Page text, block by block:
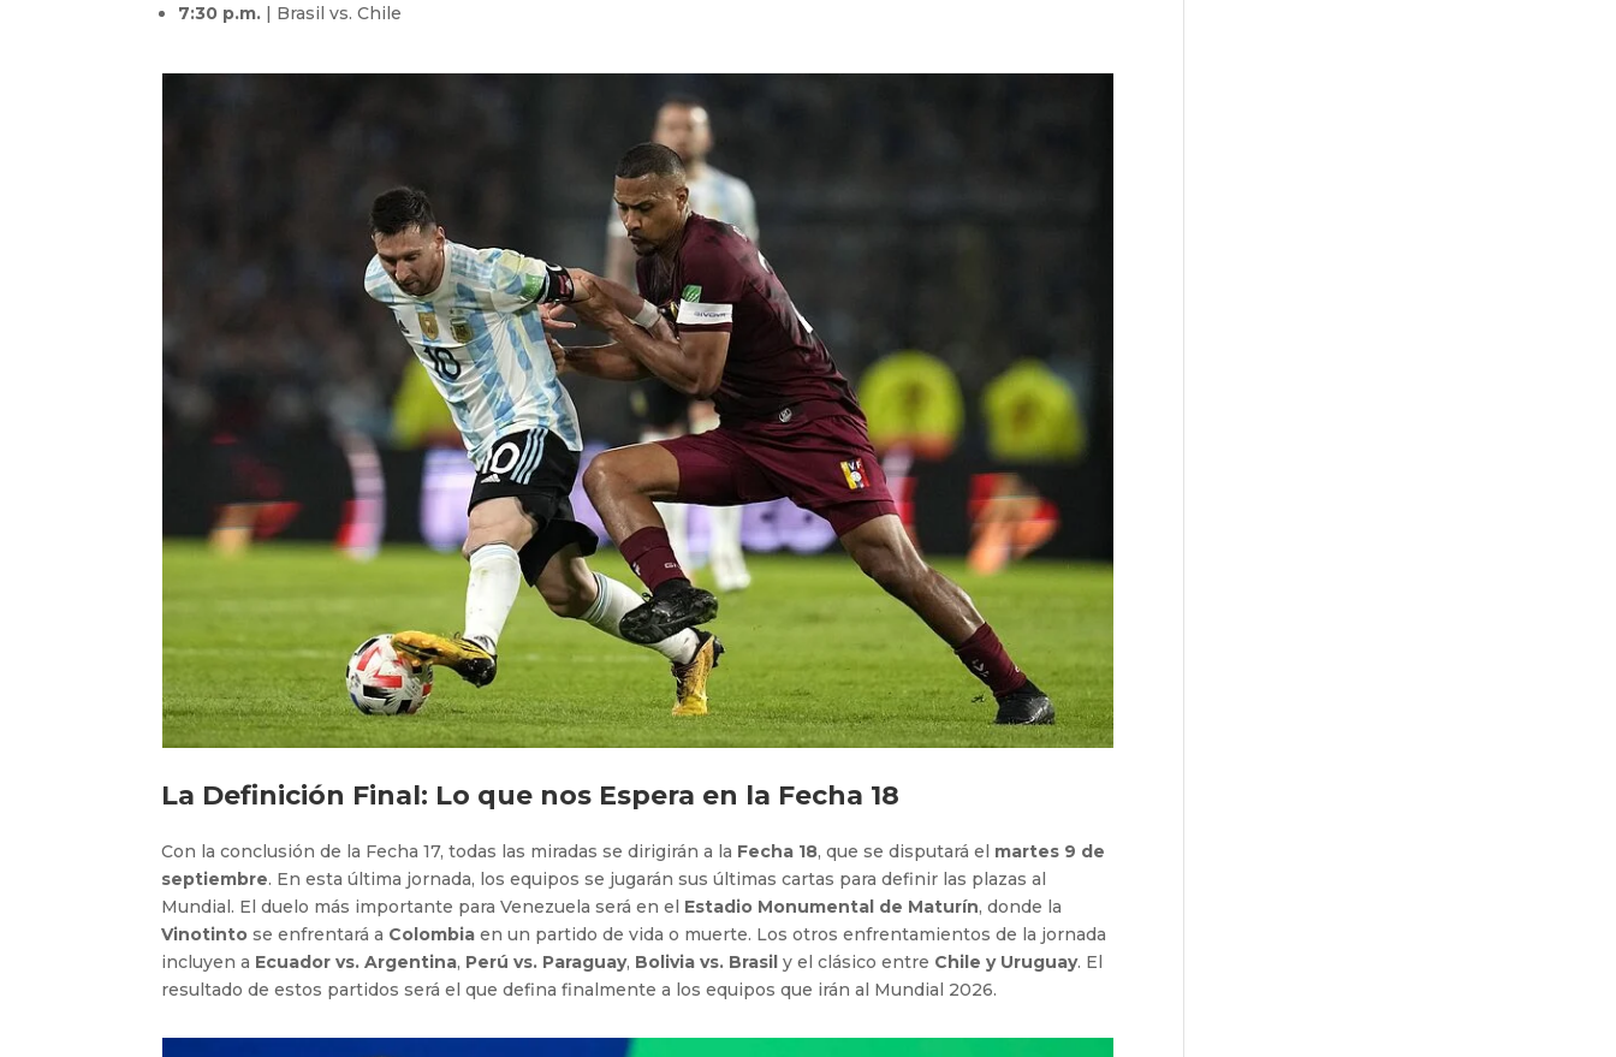
7:30 p.m. | Brasil vs. Chile
La Definición Final: Lo que nos Espera en la Fecha 18
Con la conclusión de la Fecha 17, todas las miradas se dirigirán a la Fecha 18, que se disputará el martes 9 de
septiembre. En esta última jornada, los equipos se jugarán sus últimas cartas para definir las plazas al
Mundial. El duelo más importante para Venezuela será en el Estadio Monumental de Maturín, donde la
Vinotinto se enfrentará a Colombia en un partido de vida o muerte. Los otros enfrentamientos de la jornada
incluyen a Ecuador vs. Argentina, Perú vs. Paraguay, Bolivia vs. Brasil y el clásico entre Chile y Uruguay. El
resultado de estos partidos será el que defina finalmente a los equipos que irán al Mundial 2026.